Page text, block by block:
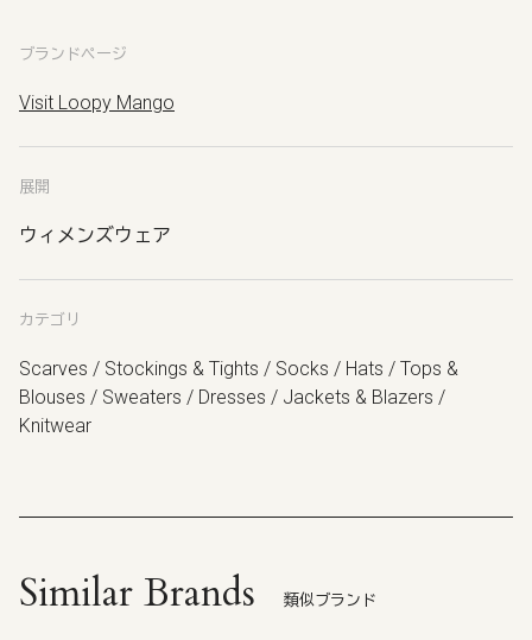
ブランドページ
Visit Loopy Mango
展開
ウィメンズウェア
カテゴリ
Scarves / Stockings & Tights / Socks / Hats / Tops &
Blouses / Sweaters / Dresses / Jackets & Blazers /
Knitwear
Similar Brands 類似ブランド